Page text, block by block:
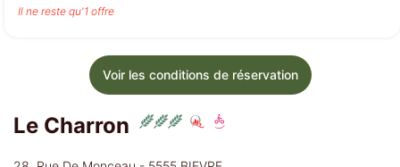
Il ne reste qu'1 offre
Voir les conditions de réservation
Le Charron